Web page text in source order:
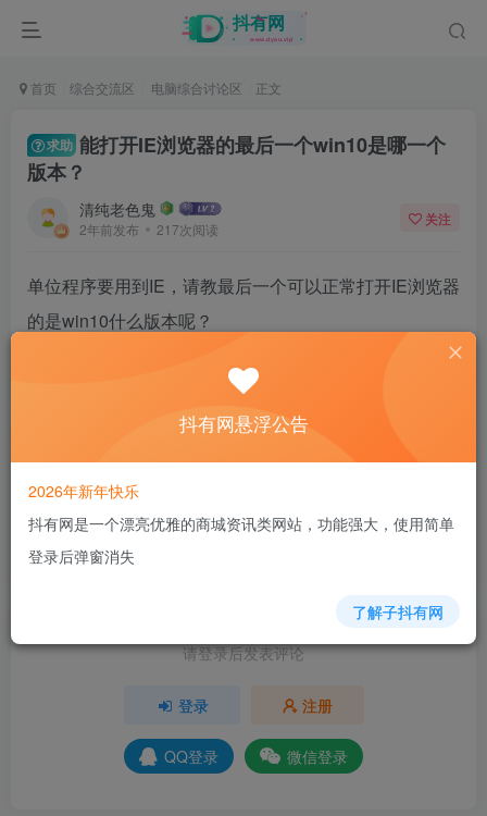
首页 综合交流区 电脑综合讨论区 正文
求助 能打开IE浏览器的最后一个win10是哪一个
版本？
清纯老色鬼
2年前发布 217次阅读
关注
单位程序要用到IE，请教最后一个可以正常打开IE浏览器
的是win10什么版本呢？
29
7人已评分
+5 +5 +5 +3 +2 +4
请登录后发表评论
登录 注册
QQ登录 微信登录
抖有网悬浮公告
2026年新年快乐
抖有网是一个漂亮优雅的商城资讯类网站，功能强大，使用简单
登录后弹窗消失
了解子抖有网